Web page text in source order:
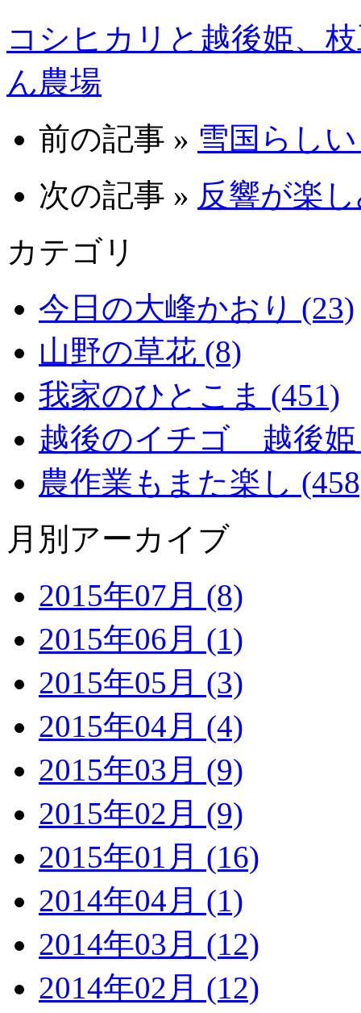
コシヒカリと越後姫、
ん農場
前の記事 » 雪国らし
次の記事 » 反響が楽
カテゴリ
今日の大峰かおり (23)
山野の草花 (8)
我家のひとこま (451)
越後のイチゴ 越後姫
農作業もまた楽し
月別アーカイブ
2015年07月 (8)
2015年06月 (1)
2015年05月 (3)
2015年04月 (4)
2015年03月 (9)
2015年02月 (9)
2015年01月 (16)
2014年04月 (1)
2014年03月 (12)
2014年02月 (12)